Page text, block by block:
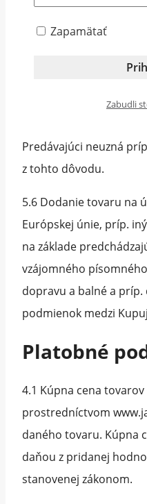
mieste dodania tovaru
5.5 Ak Kupujúci tovar
Predávajúci neuzná
z tohto dôvodu.
5.6 Dodanie tovaru na
Európskej únie, príp.
na základe
vzájomného
dopravu a balné a príp.
podmienok medzi
Platobné
4.1 Kúpna cena
prostredníctvom
daného tovaru. Kúpna
daňou z pridanej
stanovenej zákonom.
Zapamätať
Zabudli